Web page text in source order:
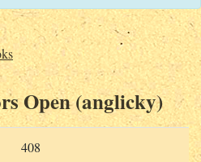
Open (anglicky)
408